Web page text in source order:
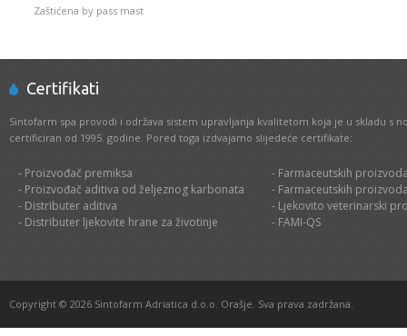
Zaštićena by pass mast
Certifikati
Sintofarm spa provodi i održava sistem upravljanja kvalitetom koja je u skladu s
certificiran od 1995. godine. Pored toga izdvajamo slijedeće certifikate:
- Proizvođač premiksa
- Proizvođač aditiva od željeznog karbonata
- Distributer aditiva
- Distributer ljekovite hrane za životinje
- Farmaceutskih
- Farmaceutskih
- Ljekovito veterinarski
- FAMI-QS
Copyright © 2026 Sintofarm Adriatica d.o.o. Orašje. Sva prava zadržana.